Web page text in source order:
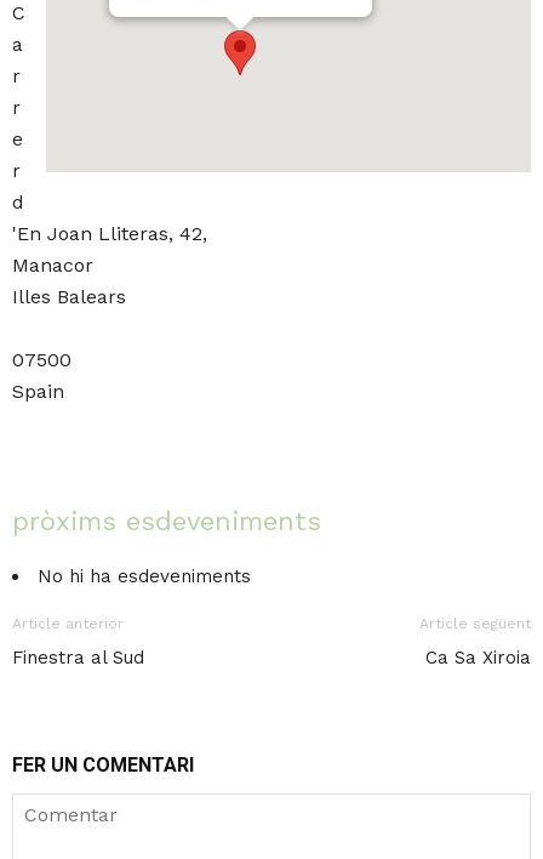
C
a
r
r
e
r
d
'En Joan Lliteras, 42,
Manacor
Illes Balears
07500
Spain
pròxims esdeveniments
No hi ha esdeveniments
Article anterior
Finestra al Sud
Article següent
Ca Sa Xiroia
FER UN COMENTARI